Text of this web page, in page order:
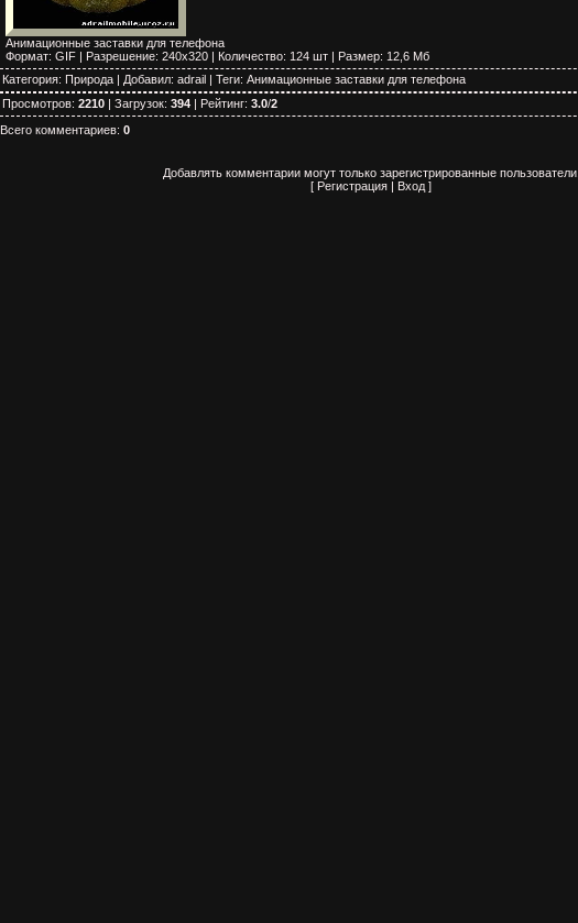
Анимационные заставки для телефона
Формат: GIF | Разрешение: 240x320 | Количество: 124 шт | Размер: 12,6 Мб
Категория: Природа | Добавил: adrail | Теги: Анимационные заставки для телефона
Просмотров: 2210 | Загрузок: 394 | Рейтинг: 3.0/2
Всего комментариев: 0
Добавлять комментарии могут только зарегистрированные пользователи.
[ Регистрация | Вход ]